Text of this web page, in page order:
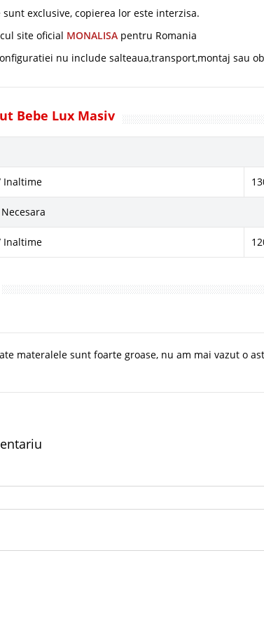
exclusive, copierea lor este interzisa.
site oficial MONALISA pentru Romania
nu include salteaua,transport,montaj sau
Bebe Lux Masiv
Inaltime
Inaltime
materalele sunt foarte groase, nu am mai vazut o